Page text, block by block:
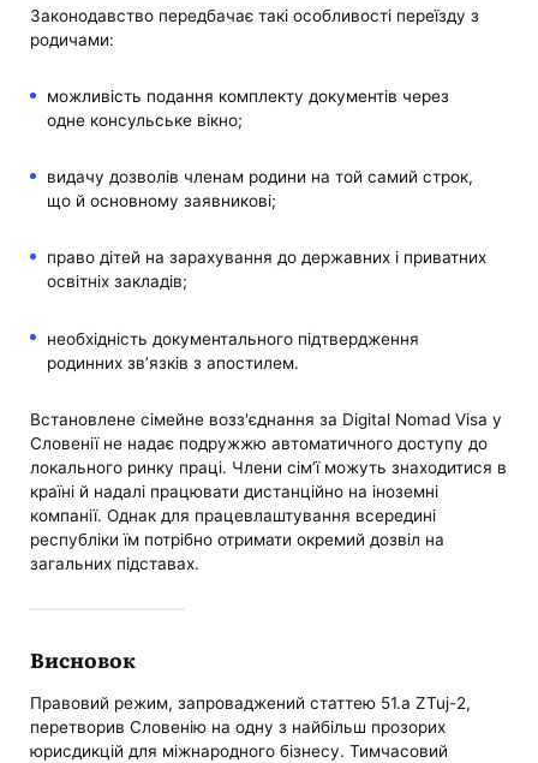
Законодавство передбачає такі особливості переїзду з
родичами:
можливість подання комплекту документів через
одне консульське вікно;
видачу дозволів членам родини на той самий строк,
що й основному заявникові;
право дітей на зарахування до державних і приватних
освітніх закладів;
необхідність документального підтвердження
родинних зв’язків з апостилем.
Встановлене сімейне возз'єднання за Digital Nomad Visa у
Словенії не надає подружжю автоматичного доступу до
локального ринку праці. Члени сім’ї можуть знаходитися в
країні й надалі працювати дистанційно на іноземні
компанії. Однак для працевлаштування всередині
республіки їм потрібно отримати окремий дозвіл на
загальних підставах.
Висновок
Правовий режим, запроваджений статтею 51.a ZTuj-2,
перетворив Словенію на одну з найбільш прозорих
юрисдикцій для міжнародного бізнесу. Тимчасовий